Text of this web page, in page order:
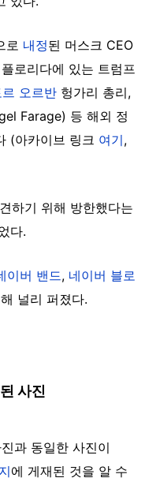
로 내정된 머스크 CEO
로리다에 있는 트럼프
르 오르반 헝가리 총리,
Farage) 등 해외 정
(아카이브 링크 여기,
하기 위해 방한했다는
다.
이버 밴드, 네이버 블로
널리 퍼졌다.
사진
과 동일한 사진이
에 게재된 것을 알 수